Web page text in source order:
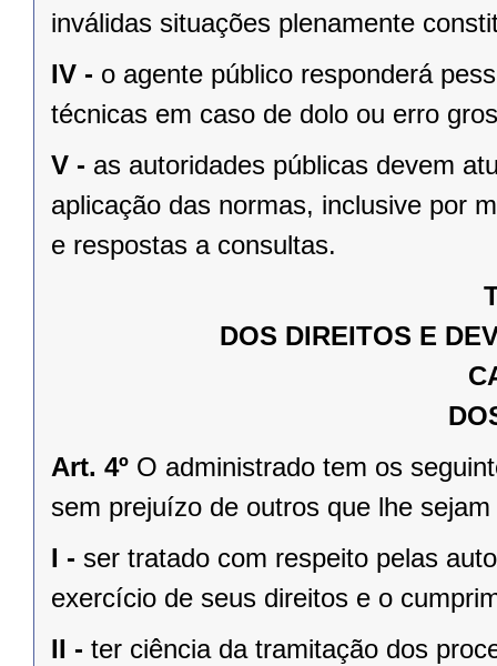
inválidas situações plenamente
IV - o agente público responderá
técnicas em caso de dolo ou erro
V - as autoridades públicas devem
aplicação das normas, inclusive por
e respostas a consultas.
DOS DIREITOS E
Art. 4º O administrado tem os
sem prejuízo de outros que lhe
I - ser tratado com respeito pelas
exercício de seus direitos e o
II - ter ciência da tramitação dos